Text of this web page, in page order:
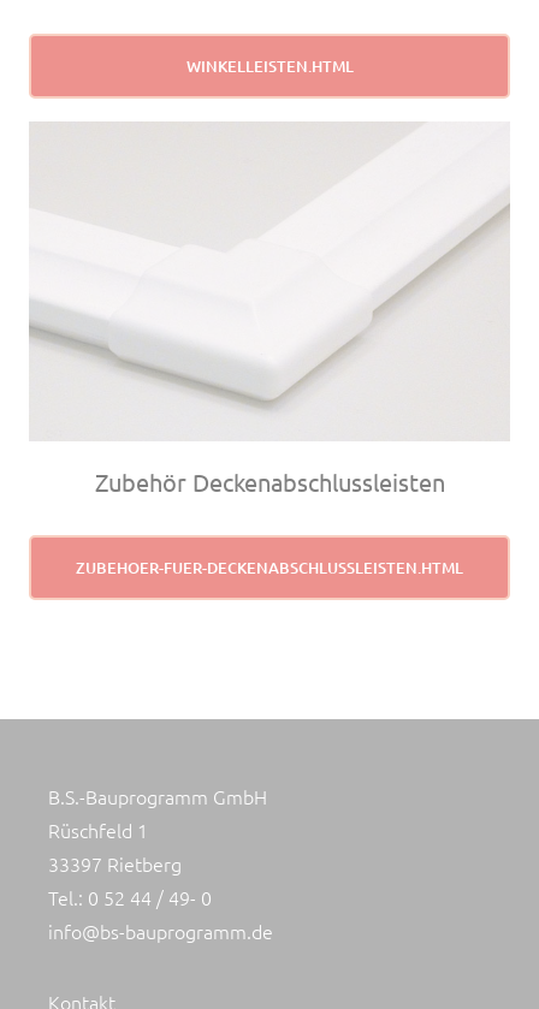
WINKELLEISTEN.HTML
Zubehör Deckenabschlussleisten
ZUBEHOER-FUER-DECKENABSCHLUSSLEISTEN.HTML
B.S.-Bauprogramm GmbH
Rüschfeld 1
33397 Rietberg
Tel.: 0 52 44 / 49- 0
info@bs-bauprogramm.de
Kontakt